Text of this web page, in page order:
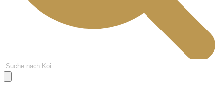
Products
search